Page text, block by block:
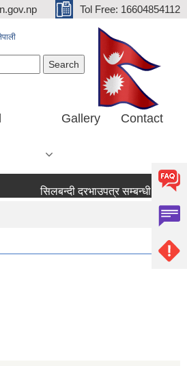
Tol Free: 16604854112
Gallery Contact
सिलबन्दी दरभाउपत्र सम्बन्धी सूचना ।